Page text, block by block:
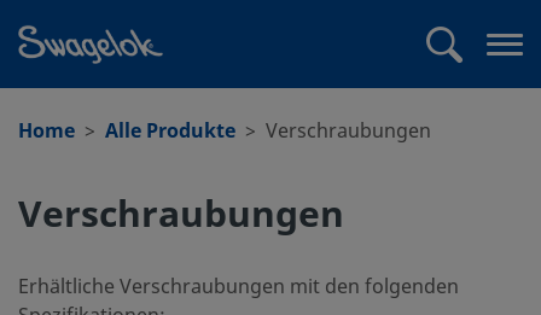
Home
Alle Produkte Verschraubungen
Verschraubungen
Erhältliche Verschraubungen mit den folgenden